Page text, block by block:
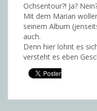
Ochsentour?! Ja?
Mit dem Marian
seinem Album
auch.
Denn hier lohnt es
versteht es eben